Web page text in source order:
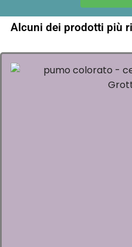
Alcuni dei prodotti più